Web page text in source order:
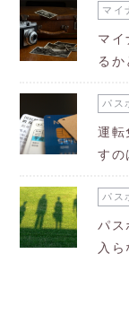
マイ
マイ
る
パス
運転
すの
パス
パス
入